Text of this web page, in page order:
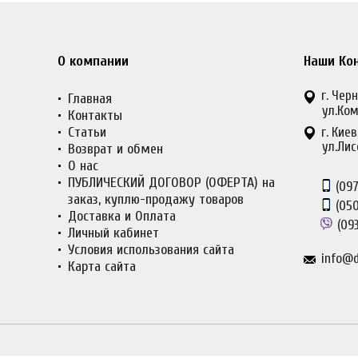
О компании
Главная
Контакты
Статьи
Возврат и обмен
О нас
ПУБЛИЧЕСКИЙ ДОГОВОР (ОФЕРТА) на
заказ, куплю-продажу товаров
Доставка и Оплата
Личный кабинет
Условия использования сайта
Карта сайта
Наши
г.
г.